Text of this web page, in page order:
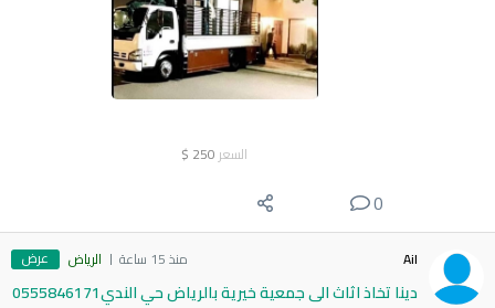
السعر 250
$
0
Ail منذ 15 ساعة الرياض عرض
دينا تخاذ اثاث الى جمعية خيرية بالرياض حي الندي0555846171